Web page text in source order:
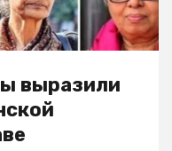
выразили